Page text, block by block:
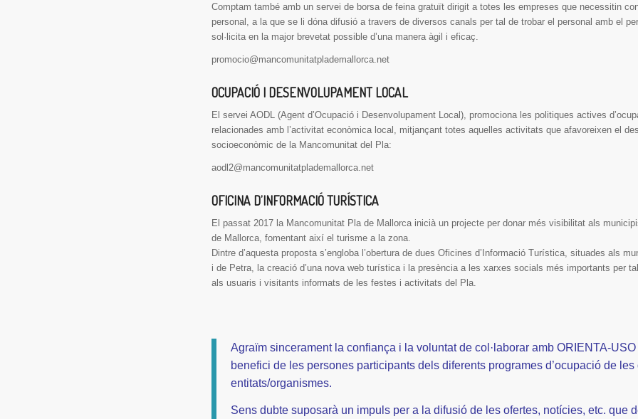
Comptam també amb un servei de borsa de feina gratuït dirigit a totes les empreses que necessitin
personal, a la que se li dóna difusió a travers de diversos canals per tal de trobar el personal amb el
sol·licita en la major brevetat possible d’una manera àgil i eficaç.
promocio@mancomunitatplademallorca.net
OCUPACIÓ I DESENVOLUPAMENT LOCAL
El servei AODL (Agent d’Ocupació i Desenvolupament Local), promociona les politiques actives
relacionades amb l’activitat econòmica local, mitjançant totes aquelles activitats que afavoreixen el
socioeconòmic de la Mancomunitat del Pla:
aodl2@mancomunitatplademallorca.net
OFICINA D’INFORMACIÓ TURÍSTICA
El passat 2017 la Mancomunitat Pla de Mallorca inicià un projecte per donar més visibilitat als
de Mallorca, fomentant així el turisme a la zona.
Dintre d’aquesta proposta s’engloba l’obertura de dues Oficines d’Informació Turística, situades als
i de Petra, la creació d’una nova web turística i la presència a les xarxes socials més importants per
als usuaris i visitants informats de les festes i activitats del Pla.
Agraïm sincerament la confiança i la voluntat de col·laborar amb ORIENTA-USO
benefici de les persones participants dels diferents programes d’ocupació de les
entitats/organismes.
Sens dubte suposarà un impuls per a la difusió de les ofertes, notícies, etc. que